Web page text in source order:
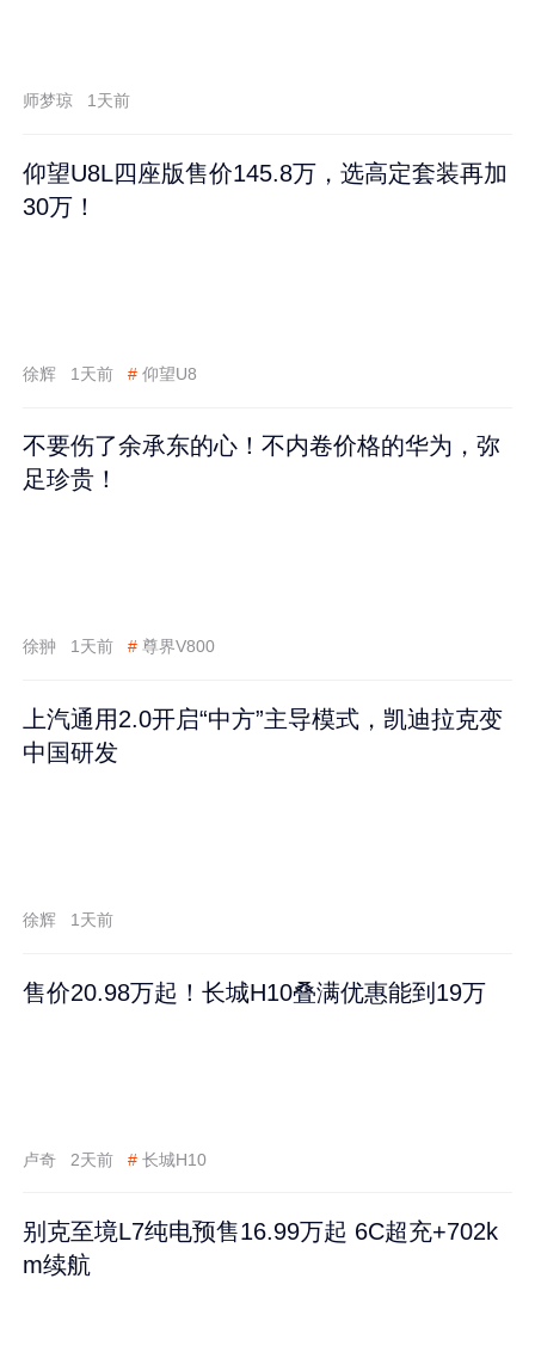
师梦琼 1天前
仰望U8L四座版售价145.8万，选高定套装再加
30万！
徐辉 1天前 # 仰望U8
不要伤了余承东的心！不内卷价格的华为，弥
足珍贵！
徐翀 1天前 # 尊界V800
上汽通用2.0开启“中方”主导模式，凯迪拉克变
中国研发
徐辉 1天前
售价20.98万起！长城H10叠满优惠能到19万
卢奇 2天前 # 长城H10
别克至境L7纯电预售16.99万起 6C超充+702k
m续航